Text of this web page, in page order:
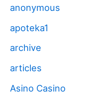
anonymous
apoteka1
archive
articles
Asino Casino